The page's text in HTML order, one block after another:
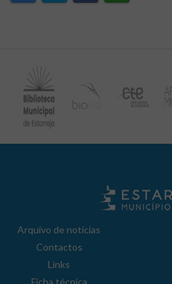
Arquivo de notícias
Contactos
Links